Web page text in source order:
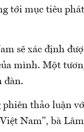
tới mục tiêu
sẽ xác định
mình. Một
đàn.
thảo luận
Nam", bà